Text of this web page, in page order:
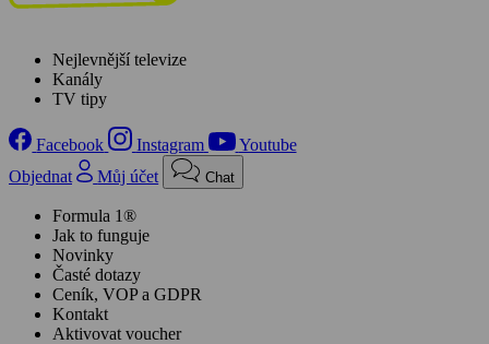
Nejlevnější televize
Kanály
TV tipy
Facebook Instagram
Youtube
Objednat
Můj účet Chat
Formula 1®
Jak to funguje
Novinky
Časté dotazy
Ceník, VOP a GDPR
Kontakt
Aktivovat voucher